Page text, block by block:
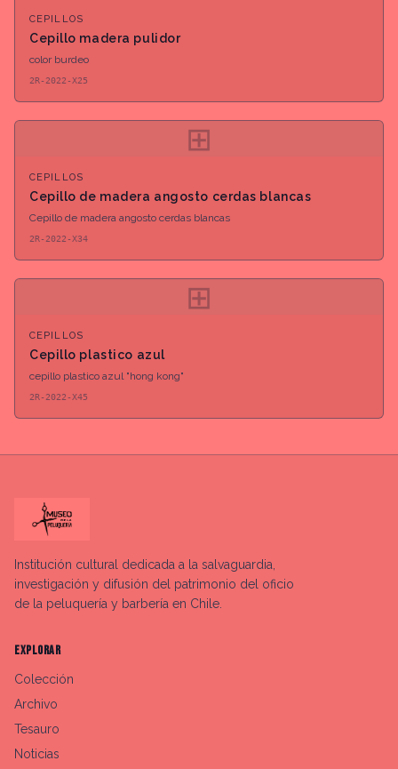
CEPILLOS
Cepillo madera pulidor
color burdeo
2R-2022-X25
⊞
CEPILLOS
Cepillo de madera angosto cerdas blancas
Cepillo de madera angosto cerdas blancas
2R-2022-X34
⊞
CEPILLOS
Cepillo plastico azul
cepillo plastico azul "hong kong"
2R-2022-X45
Institución cultural dedicada a la salvaguardia,
investigación y difusión del patrimonio del oficio
de la peluquería y barbería en Chile.
EXPLORAR
Colección
Archivo
Tesauro
Noticias